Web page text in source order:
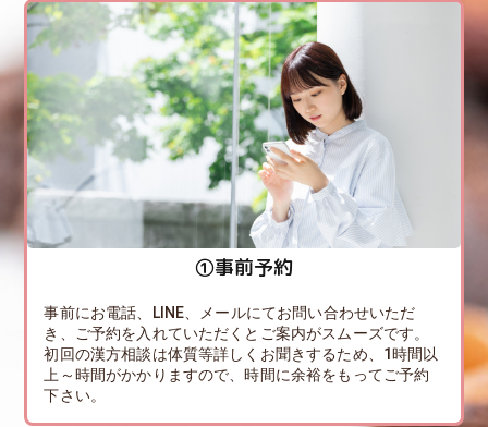
①事前予約
事前にお電話、LINE、メールにてお問い合わせいただ
き、ご予約を入れていただくとご案内がスムーズです。
初回の漢方相談は体質等詳しくお聞きするため、1時間以
上～時間がかかりますので、時間に余裕をもってご予約
下さい。